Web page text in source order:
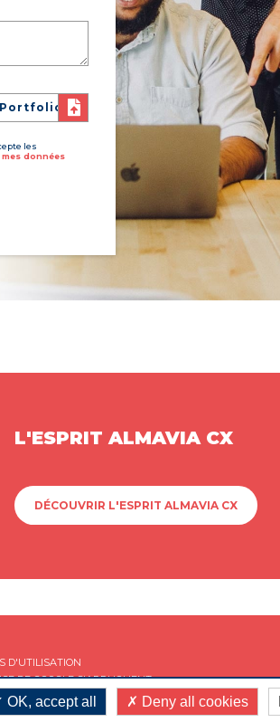
les
données
L'ESPRIT ALMAVIA CX
DÉCOUVRIR L'ESPRIT ALMAVIA CX
D'UTILISATION
DE GOOGLE S'APPLIQUENT.
OK, accept all Deny all cookies